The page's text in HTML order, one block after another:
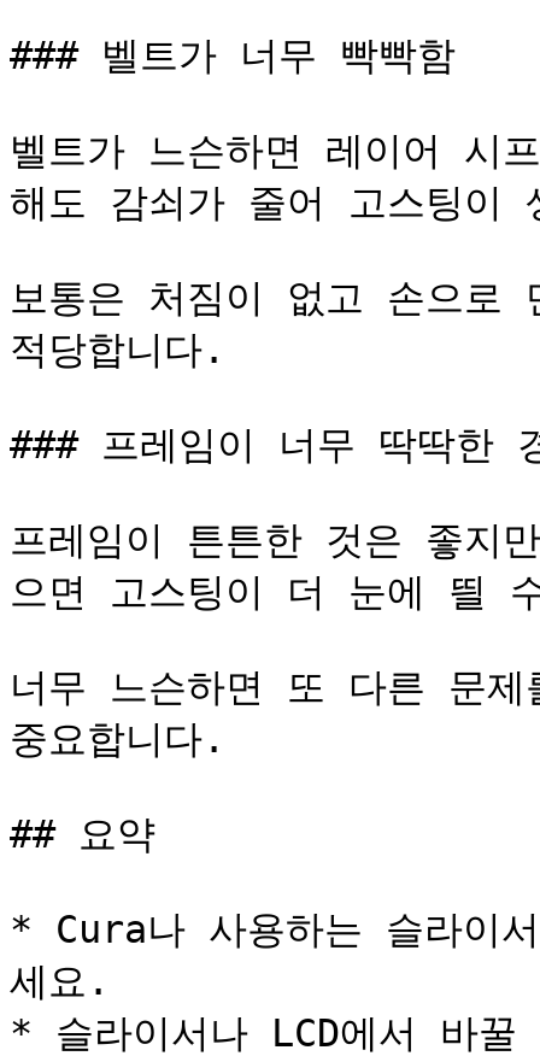
### 벨트가 너무 빡빡함
벨트가 느슨하면 레이어 시
해도 감쇠가 줄어 고스팅이
보통은 처짐이 없고 손으로
적당합니다.
### 프레임이 너무 딱딱한
프레임이 튼튼한 것은 좋지
으면 고스팅이 더 눈에 띌
너무 느슨하면 또 다른 문
중요합니다.
## 요약
* Cura나 사용하는 슬라이
세요.
* 슬라이서나 LCD에서 바